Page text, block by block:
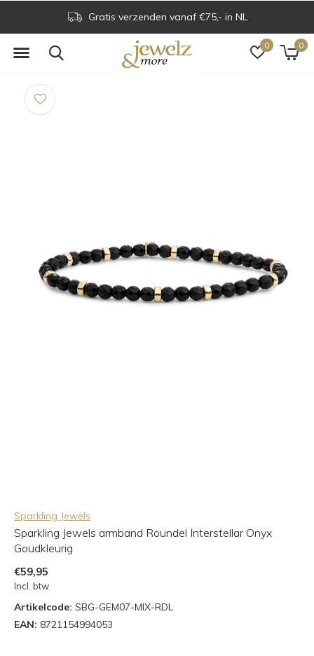
0 0
Gratis verzenden vanaf €75,- in NL
Sparkling Jewels
Sparkling Jewels armband Roundel Interstellar Onyx
Goudkleurig
€59,95
Incl. btw
Artikelcode: SBG-GEM07-MIX-RDL
EAN: 8721154994053